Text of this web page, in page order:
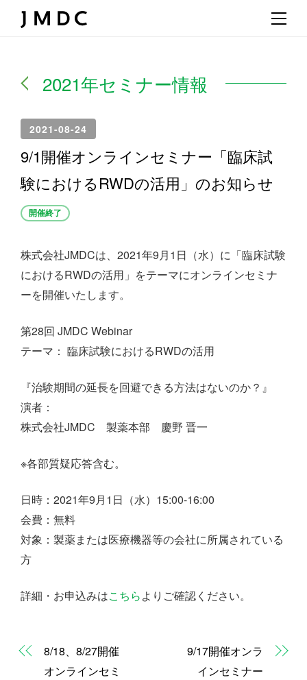
2021年セミナー情報
2021-08-24
9/1開催オンラインセミナー「臨床試
験におけるRWDの活用」のお知らせ
開催終了
株式会社JMDCは、2021年9月1日（水）に「臨床試験
におけるRWDの活用」 をテーマにオンラインセミナ
ーを開催いたします。
第28回 JMDC Webinar
テーマ： 臨床試験におけるRWDの活用
『治験期間の延長を回避できる方法はないのか？』
演者：
株式会社JMDC 製薬本部 慶野 晋一
※各部質疑応答含む。
日時：2021年9月1日（水）15:00-16:00
会費：無料
対象：製薬または医療機器等の会社に所属されている
方
詳細・お申込みはこちらよりご確認ください。
8/18、8/27開催
オンラインセミ
9/17開催オンラ
インセミナー